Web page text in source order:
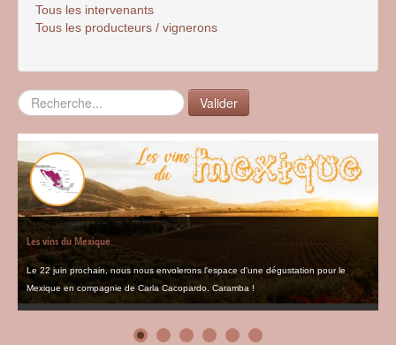
Tous les intervenants
Tous les producteurs / vignerons
Rechercher Valider
Les vins du Mexique
Le 22 juin prochain, nous nous envolerons l'espace d'une dégustation pour le
Mexique en compagnie de Carla Cacopardo. Caramba !